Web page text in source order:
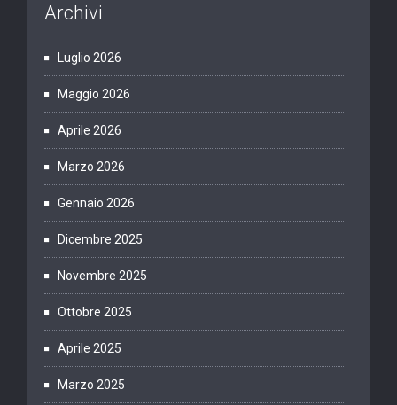
Archivi
Luglio 2026
Maggio 2026
Aprile 2026
Marzo 2026
Gennaio 2026
Dicembre 2025
Novembre 2025
Ottobre 2025
Aprile 2025
Marzo 2025